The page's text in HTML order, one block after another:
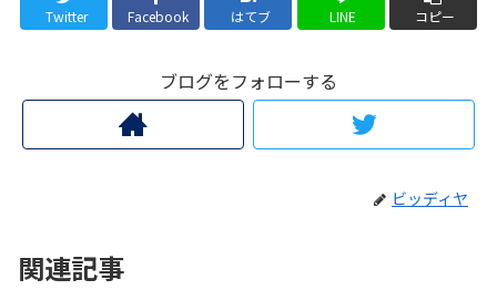
Twitter Facebook はてブ LINE コピー
ブログをフォローする
ビッディヤ
関連記事